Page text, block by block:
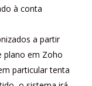
à conta
a partir
plano em Zoho
particular tenta